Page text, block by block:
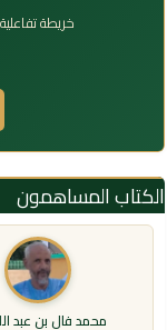
خريطة
الكتاب المساهمون
محمد فال بن عبد